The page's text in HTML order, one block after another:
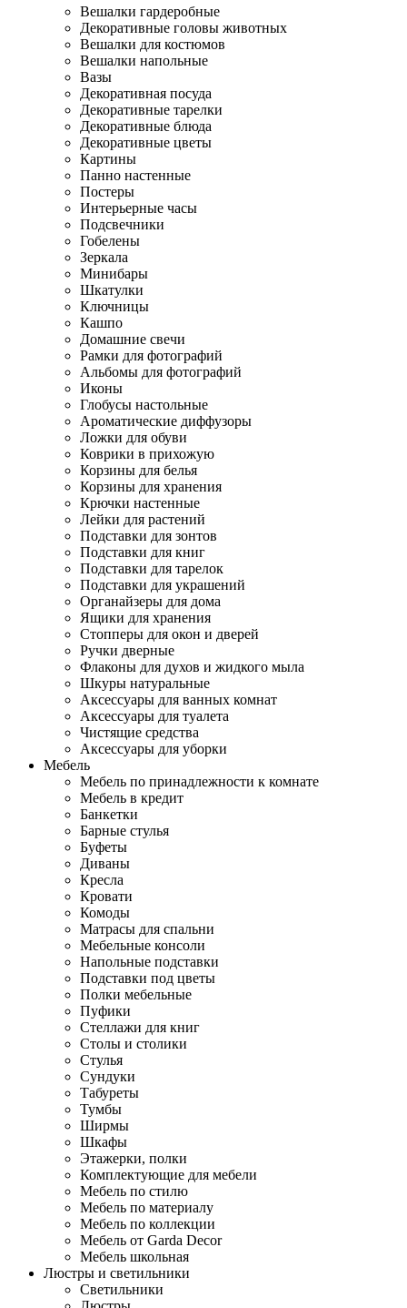
Вешалки гардеробные
Декоративные головы животных
Вешалки для костюмов
Вешалки напольные
Вазы
Декоративная посуда
Декоративные тарелки
Декоративные блюда
Декоративные цветы
Картины
Панно настенные
Постеры
Интерьерные часы
Подсвечники
Гобелены
Зеркала
Минибары
Шкатулки
Ключницы
Кашпо
Домашние свечи
Рамки для фотографий
Альбомы для фотографий
Иконы
Глобусы настольные
Ароматические диффузоры
Ложки для обуви
Коврики в прихожую
Корзины для белья
Корзины для хранения
Крючки настенные
Лейки для растений
Подставки для зонтов
Подставки для книг
Подставки для тарелок
Подставки для украшений
Органайзеры для дома
Ящики для хранения
Стопперы для окон и дверей
Ручки дверные
Флаконы для духов и жидкого мыла
Шкуры натуральные
Аксессуары для ванных комнат
Аксессуары для туалета
Чистящие средства
Аксессуары для уборки
Мебель
Мебель по принадлежности к комнате
Мебель в кредит
Банкетки
Барные стулья
Буфеты
Диваны
Кресла
Кровати
Комоды
Матрасы для спальни
Мебельные консоли
Напольные подставки
Подставки под цветы
Полки мебельные
Пуфики
Стеллажи для книг
Столы и столики
Стулья
Сундуки
Табуреты
Тумбы
Ширмы
Шкафы
Этажерки, полки
Комплектующие для мебели
Мебель по стилю
Мебель по материалу
Мебель по коллекции
Мебель от Garda Decor
Мебель школьная
Люстры и светильники
Светильники